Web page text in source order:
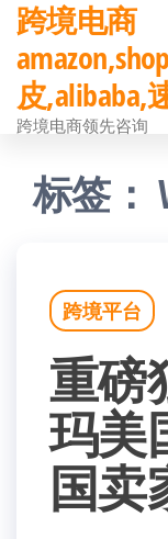
前
往
内
跨境电商
皮
跨境电商领先咨询
标签：
跨境平台
重磅
玛美
国卖